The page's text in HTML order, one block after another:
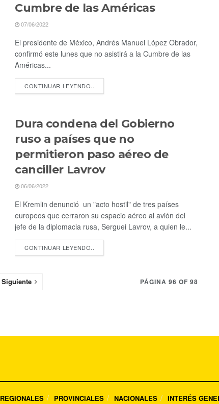
Cumbre de las Américas
07/06/2022
El presidente de México, Andrés Manuel López Obrador,
confirmó este lunes que no asistirá a la Cumbre de las
Américas...
CONTINUAR LEYENDO..
Dura condena del Gobierno
ruso a países que no
permitieron paso aéreo de
canciller Lavrov
06/06/2022
El Kremlin denunció un "acto hostil" de tres países
europeos que cerraron su espacio aéreo al avión del
jefe de la diplomacia rusa, Serguei Lavrov, a quien le...
CONTINUAR LEYENDO..
PÁGINA 96 OF 98
Siguiente
REGIONALES PROVINCIALES NACIONALES INTERÉS